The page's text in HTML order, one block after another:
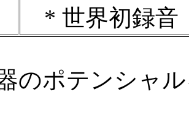
* 世界初録音
のポテンシャル